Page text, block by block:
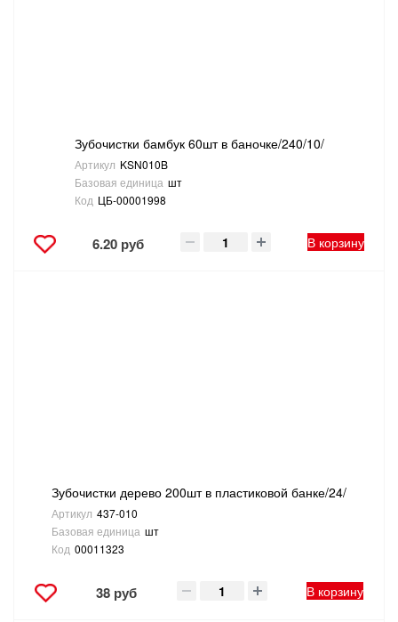
Зубочистки бамбук 60шт в баночке/240/10/
Артикул KSN010B
Базовая единица шт
Код ЦБ-00001998
6.20 руб В корзину
Зубочистки дерево 200шт в пластиковой банке/24/
Артикул 437-010
Базовая единица шт
Код 00011323
38 руб В корзину